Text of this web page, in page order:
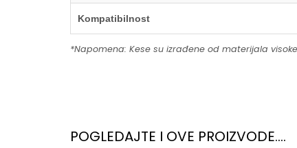
Kompatibilnost
*Napomena: Kese su izrađene od materijala
POGLEDAJTE I OVE PROIZVODE....